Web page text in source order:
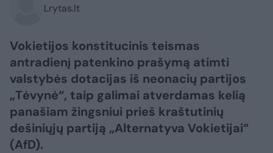
Lrytas.lt
Vokietijos konstitucinis teismas
antradienį patenkino prašymą atimti
valstybės dotacijas iš neonacių partijos
„Tėvynė“, taip galimai atverdamas kelią
panašiam žingsniui prieš kraštutinių
dešiniųjų partiją „Alternatyva Vokietijai“
(AfD).